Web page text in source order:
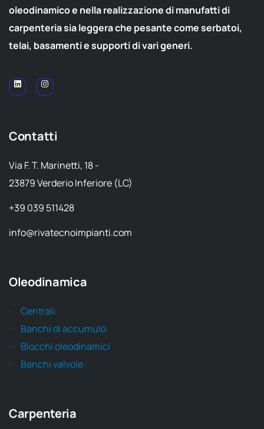
oleodinamico e nella realizzazione di manufatti di
carpenteria sia leggera che pesante come serbatoi,
telai, basamenti e supporti di vari generi.
Contatti
Via F. T. Marinetti, 18 -
23879 Verderio Inferiore (LC)
+39 039 511428
info@rivatecnoimpianti.com
Oleodinamica
Centrali
Banchi di accumulo
Blocchi oleodinamici
Banchi valvole
Carpenteria